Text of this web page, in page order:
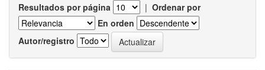
Resultados por página | Ordenar por
En orden
Autor/registro